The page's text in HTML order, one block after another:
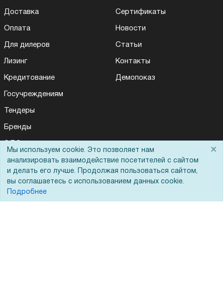
Доставка
Оплата
Для дилеров
Лизинг
Кредитование
Госучреждениям
Тендеры
Бренды
Сертификаты
Новости
Статьи
Контакты
Демопоказ
Помощь
Вопрос-ответ
Мы используем cookie. Это позволяет нам
анализировать взаимодействие посетителей с сайтом
и делать его лучше. Продолжая пользоваться сайтом,
вы соглашаетесь с использованием данных cookie.
Подробнее
×